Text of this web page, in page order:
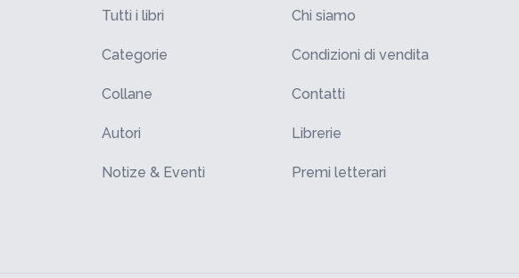
Tutti i libri
Categorie
Collane
Autori
Notize & Eventi
Chi siamo
Condizioni di vendita
Contatti
Librerie
Premi letterari